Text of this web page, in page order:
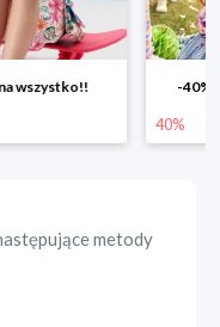
wszystko!! -40%
40%
metody